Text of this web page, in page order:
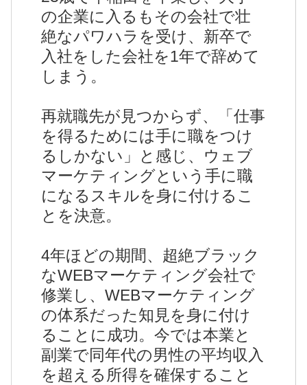
の企業に入るもその会社で壮
絶なパワハラを受け、新卒で
入社をした会社を1年で辞めて
しまう。
再就職先が見つからず、「仕事
を得るためには手に職をつけ
るしかない」と感じ、ウェブ
マーケティングという手に職
になるスキルを身に付けるこ
とを決意。
4年ほどの期間、超絶ブラック
なWEBマーケティング会社で
修業し、WEBマーケティング
の体系だった知見を身に付け
ることに成功。今では本業と
副業で同年代の男性の平均収入
を超える所得を確保すること